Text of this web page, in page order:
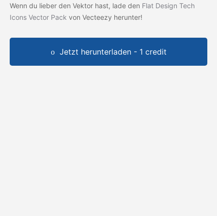
Wenn du lieber den Vektor hast, lade den Flat Design Tech
Icons Vector Pack von Vecteezy herunter!
Jetzt herunterladen - 1 credit